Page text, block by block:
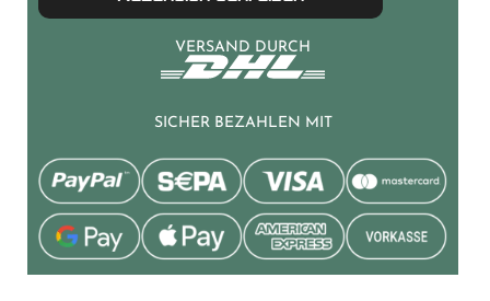
VERSAND DURCH
SICHER BEZAHLEN MIT